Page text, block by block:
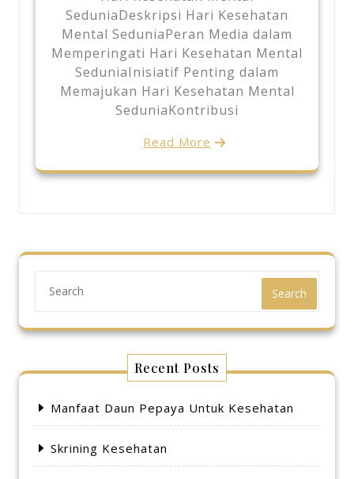
SeduniaDeskripsi Hari Kesehatan
Mental SeduniaPeran Media dalam
Memperingati Hari Kesehatan Mental
SeduniaInisiatif Penting dalam
Memajukan Hari Kesehatan Mental
SeduniaKontribusi
Read More
Search
Recent Posts
Manfaat Daun Pepaya Untuk Kesehatan
Skrining Kesehatan